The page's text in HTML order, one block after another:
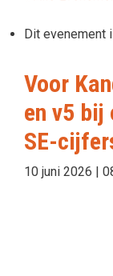
Dit evenement
Voor
en v5 bij
SE-
10 juni 2026 |